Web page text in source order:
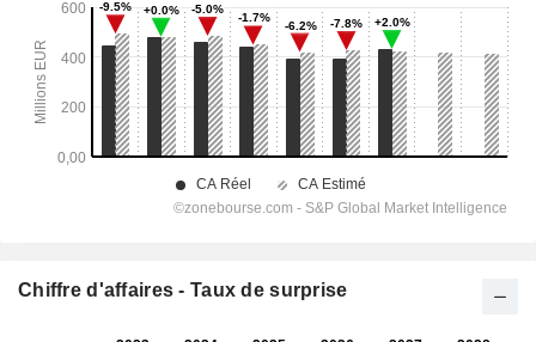
Chiffre d'affaires - Taux de surprise